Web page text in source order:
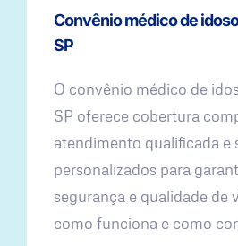
Convênio médico de
SP
O convênio médico de
SP oferece cobertura
atendimento qualificada e
personalizados para
segurança e qualidade de
como funciona e como